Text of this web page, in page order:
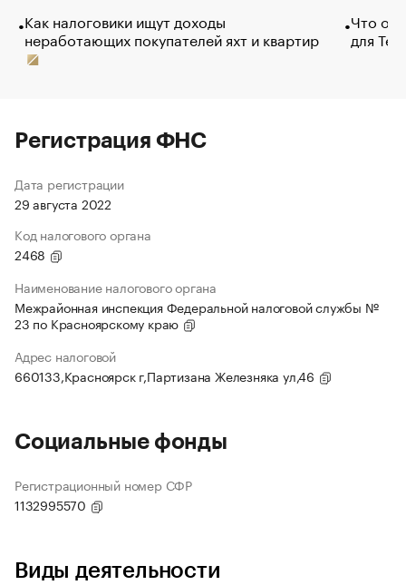
Как налоговики ищут доходы
неработающих покупателей яхт и квартир
Что
для
Регистрация ФНС
Дата регистрации
29 августа 2022
Код налогового органа
2468
Наименование налогового органа
Межрайонная инспекция Федеральной налоговой службы №
23 по Красноярскому краю
Адрес налоговой
660133,Красноярск г,Партизана Железняка ул,46
Социальные фонды
Регистрационный номер СФР
1132995570
Виды деятельности